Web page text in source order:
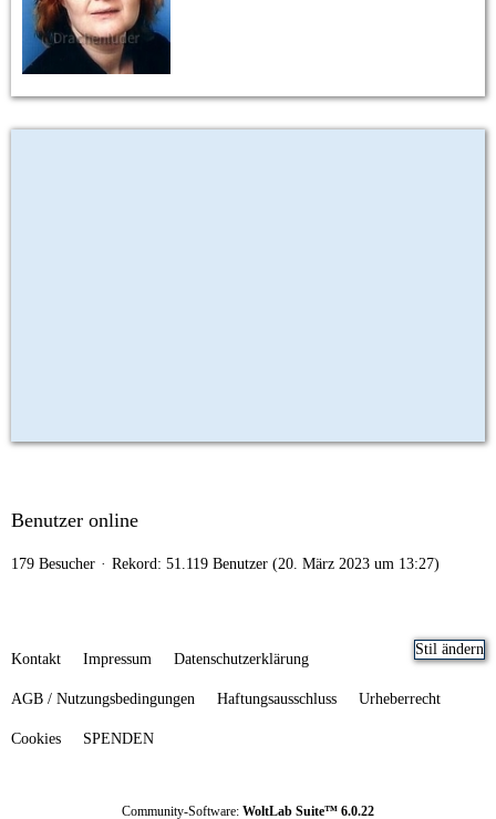
Benutzer online
179 Besucher Rekord: 51.119 Benutzer (20. März 2023 um 13:27)
Stil ändern
Kontakt Impressum Datenschutzerklärung
AGB / Nutzungsbedingungen Haftungsausschluss Urheberrecht
Cookies SPENDEN
Community-Software: WoltLab Suite™ 6.0.22